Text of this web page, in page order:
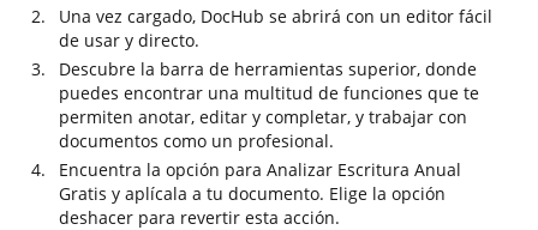
Una vez cargado, DocHub se abrirá con un editor fácil
de usar y directo.
Descubre la barra de herramientas superior, donde
puedes encontrar una multitud de funciones que te
permiten anotar, editar y completar, y trabajar con
documentos como un profesional.
Encuentra la opción para Analizar Escritura Anual
Gratis y aplícala a tu documento. Elige la opción
deshacer para revertir esta acción.